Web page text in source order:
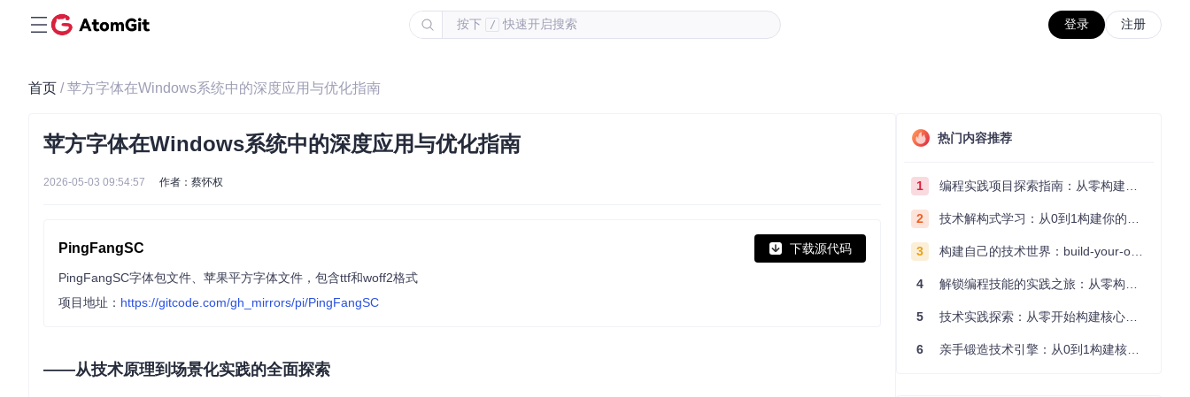
按下 / 快速开启搜索 登录 注册
首页 / 苹方字体在Windows系统中的深度应用与优化指南
苹方字体在Windows系统中的深度应用与优化指南
2026-05-03 09:54:57 作者：蔡怀权
PingFangSC 下载源代码
PingFangSC字体包文件、苹果平方字体文件，包含ttf和woff2格式
项目地址： https://gitcode.com/gh_mirrors/pi/PingFangSC
——从技术原理到场景化实践的全面探索
热门内容推荐
1 编程实践项目探索指南：从零构建技术能力体系
2 技术解构式学习：从0到1构建你的编程知识体系
3 构建自己的技术世界：build-your-own-x项目的实践探索指南
4 解锁编程技能的实践之旅：从零构建你的技术世界
5 技术实践探索：从零开始构建核心系统的实践指南
6 亲手锻造技术引擎：从0到1构建核心系统的实践指南